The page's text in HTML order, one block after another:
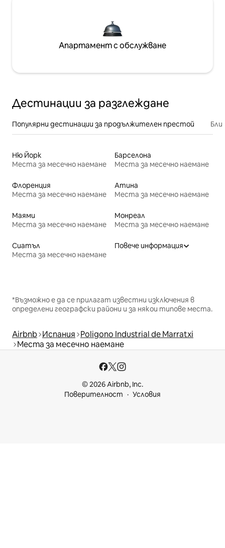
Апартамент с обслужване
Дестинации за разглеждане
Популярни дестинации за продължителен престой
Ню Йорк
Места за месечно наемане
Барселона
Места за месечно наемане
Флоренция
Места за месечно наемане
Атина
Места за месечно наемане
Маями
Места за месечно наемане
Монреал
Места за месечно наемане
Сиатъл
Места за месечно наемане
Повече информация
*Възможно е да се прилагат известни изключения в
определени географски райони и за някои типове места.
Airbnb Испания Poligono Industrial de Marratxi
Места за месечно наемане
© 2026 Airbnb, Inc.
Поверителност
Условия